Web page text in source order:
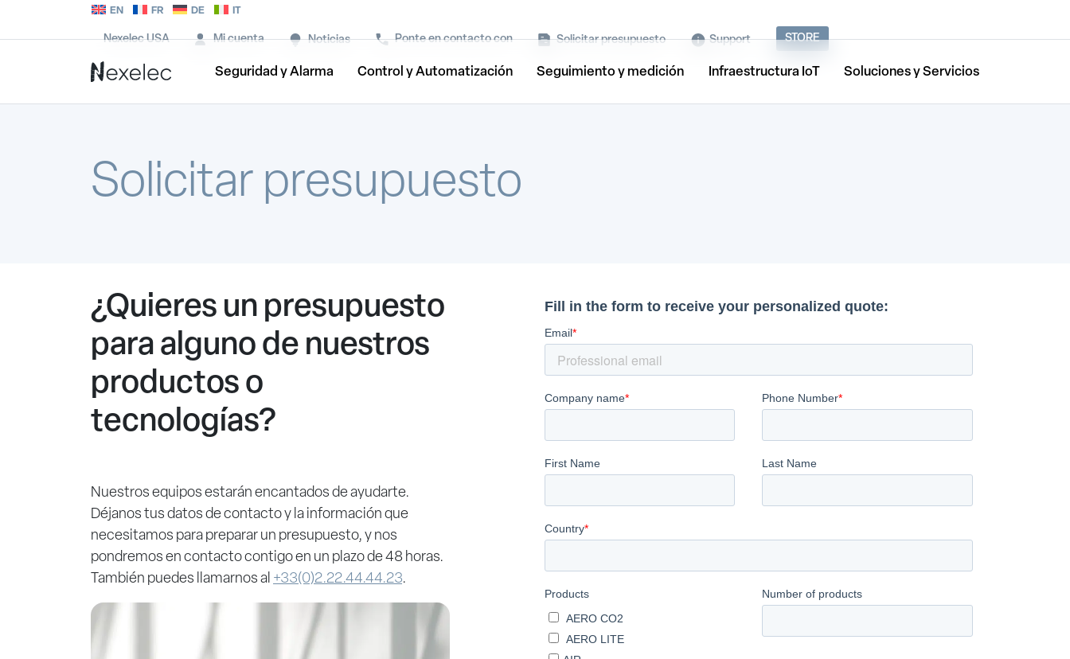
EN FR DE IT
Nexelec USA Mi cuenta Noticias Ponte en contacto con Solicitar presupuesto Support STORE
Seguridad y Alarma Control y Automatización Seguimiento y medición Infraestructura IoT Soluciones y Servicios
Solicitar presupuesto
¿Quieres un presupuesto
para alguno de nuestros
productos o
tecnologías?
Nuestros equipos estarán encantados de ayudarte.
Déjanos tus datos de contacto y la información que
necesitamos para preparar un presupuesto, y nos
pondremos en contacto contigo en un plazo de 48 horas.
También puedes llamarnos al +33(0)2.22.44.44.23.